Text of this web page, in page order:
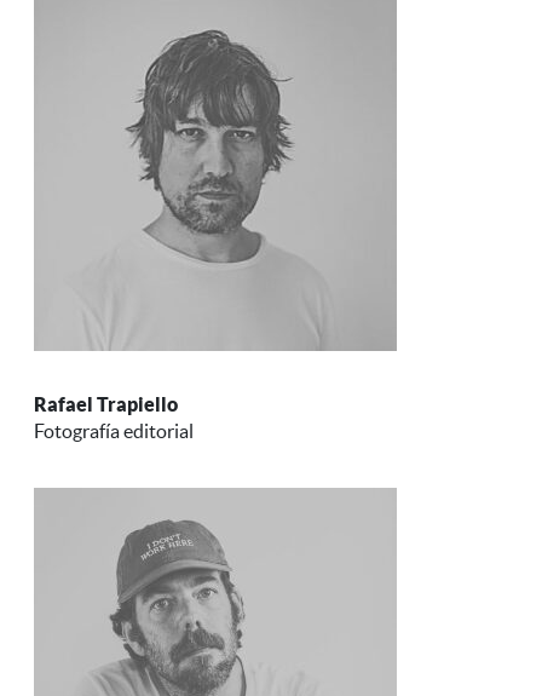
Rafael Trapiello
Fotografía editorial